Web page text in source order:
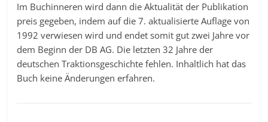
Im Buchinneren wird dann die Aktualität der Publikation
preis gegeben, indem auf die 7. aktualisierte Auflage von
1992 verwiesen wird und endet somit gut zwei Jahre vor
dem Beginn der DB AG. Die letzten 32 Jahre der
deutschen Traktionsgeschichte fehlen. Inhaltlich hat das
Buch keine Änderungen erfahren.